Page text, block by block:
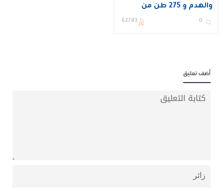
والهدم و 275 طن من
النفايات الصلبة
0
62783
أضف تعليق